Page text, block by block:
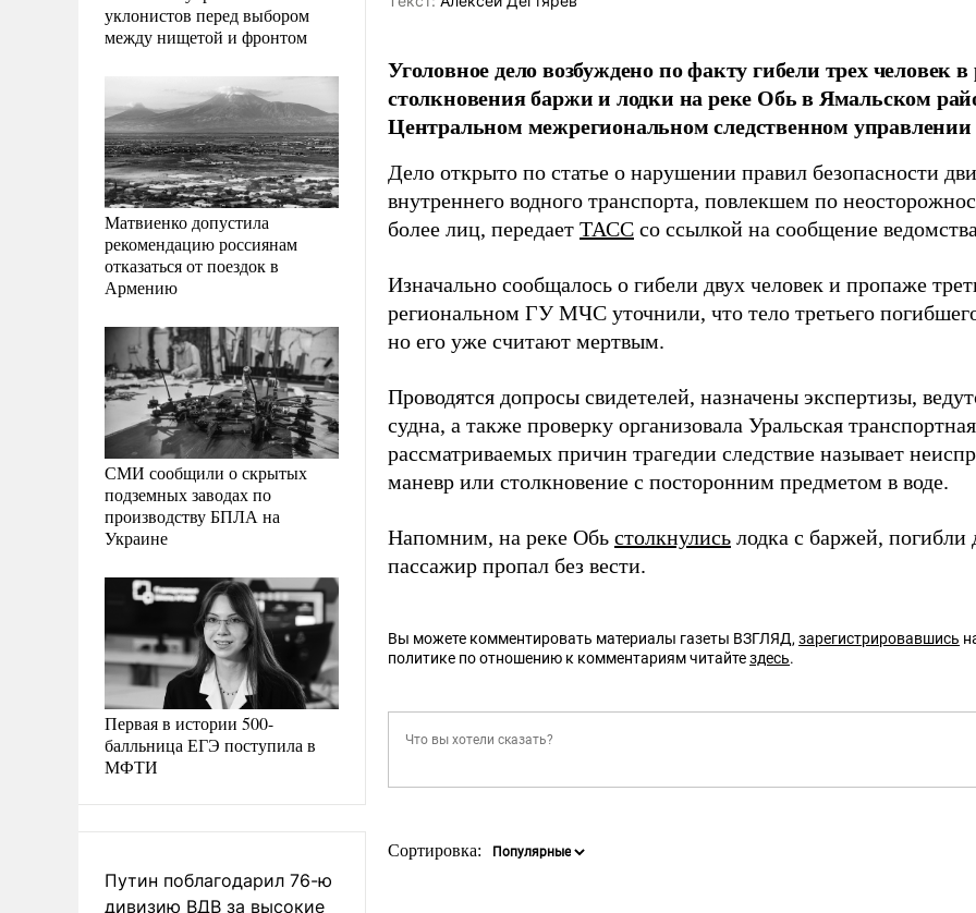
уклонистов перед выбором
между нищетой и фронтом
Матвиенко допустила
рекомендацию россиянам
отказаться от поездок в
Армению
СМИ сообщили о скрытых
подземных заводах по
производству БПЛА на
Украине
Первая в истории 500-
балльница ЕГЭ поступила в
МФТИ
Путин поблагодарил 76-ю
дивизию ВДВ за высокие
Уголовное дело возбуждено по факту гибели трех человек в
столкновения баржи и лодки на реке Обь в Ямальском
Центральном межрегиональном следственном
Дело открыто по статье о нарушении правил безопасности
внутреннего водного транспорта, повлекшем по
более лиц, передает ТАСС со ссылкой на сообщение
Изначально сообщалось о гибели двух человек и пропаже
региональном ГУ МЧС уточнили, что тело третьего
но его уже считают мертвым.
Проводятся допросы свидетелей, назначены экспертизы,
судна, а также проверку организовала Уральская
рассматриваемых причин трагедии следствие называет
маневр или столкновение с посторонним предметом в воде.
Напомним, на реке Обь столкнулись лодка с баржей, погибли
пассажир пропал без вести.
Вы можете комментировать материалы газеты ВЗГЛЯД, зарегистрировавшись
политике по отношению к комментариям читайтездесь.
Сортировка: